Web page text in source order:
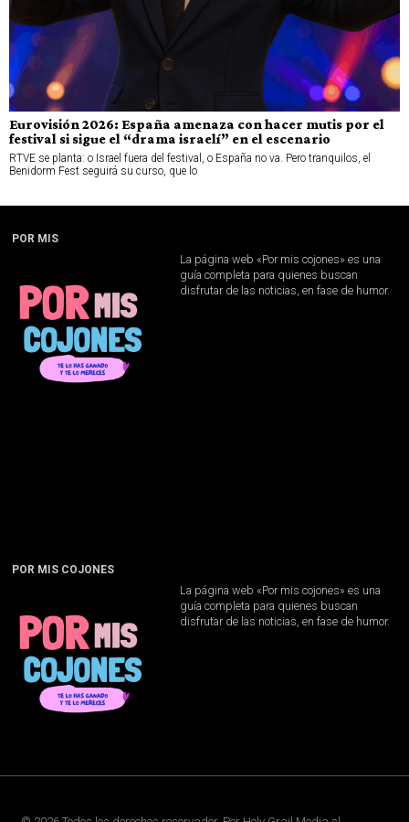
Eurovisión 2026: España amenaza con hacer mutis por el
festival si sigue el “drama israelí” en el escenario
RTVE se planta: o Israel fuera del festival, o España no va. Pero tranquilos, el
Benidorm Fest seguirá su curso, que lo
POR MIS
La página web «Por mis cojones» es una
guía completa para quienes buscan
disfrutar de las noticias, en fase de humor.
POR MIS COJONES
La página web «Por mis cojones» es una
guía completa para quienes buscan
disfrutar de las noticias, en fase de humor.